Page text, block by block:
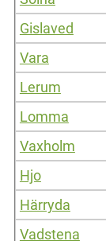
Gislaved
Vara
Lerum
Lomma
Vaxholm
Hjo
Härryda
Vadstena